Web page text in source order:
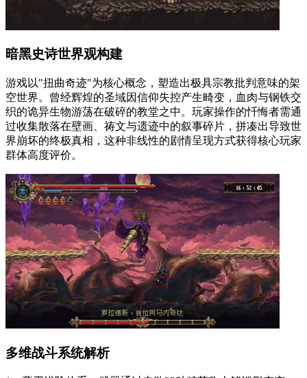
暗黑史诗世界观构建
游戏以"扭曲奇迹"为核心概念，塑造出极具宗教批判意味的架
空世界。曾经辉煌的圣域因信仰失控产生畸变，血肉与钢铁交
织的诡异生物游荡在破碎的教堂之中。玩家操作的忏悔者需通
过收集散落在壁画、祷文与遗迹中的叙事碎片，拼凑出导致世
界崩坏的终极真相，这种非线性的剧情呈现方式获得核心玩家
群体高度评价。
多维战斗系统解析